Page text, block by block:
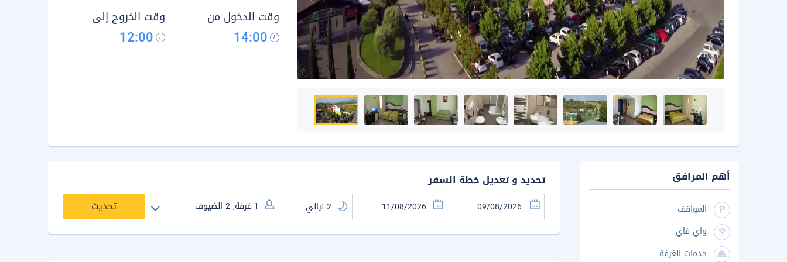
وقت الدخول من
14:00
وقت الخروج إلى
12:00
تحديد و تعديل خطة السفر
تحديث
أهم المرافق
المواقف
واي فاي
خدمات الغرفة